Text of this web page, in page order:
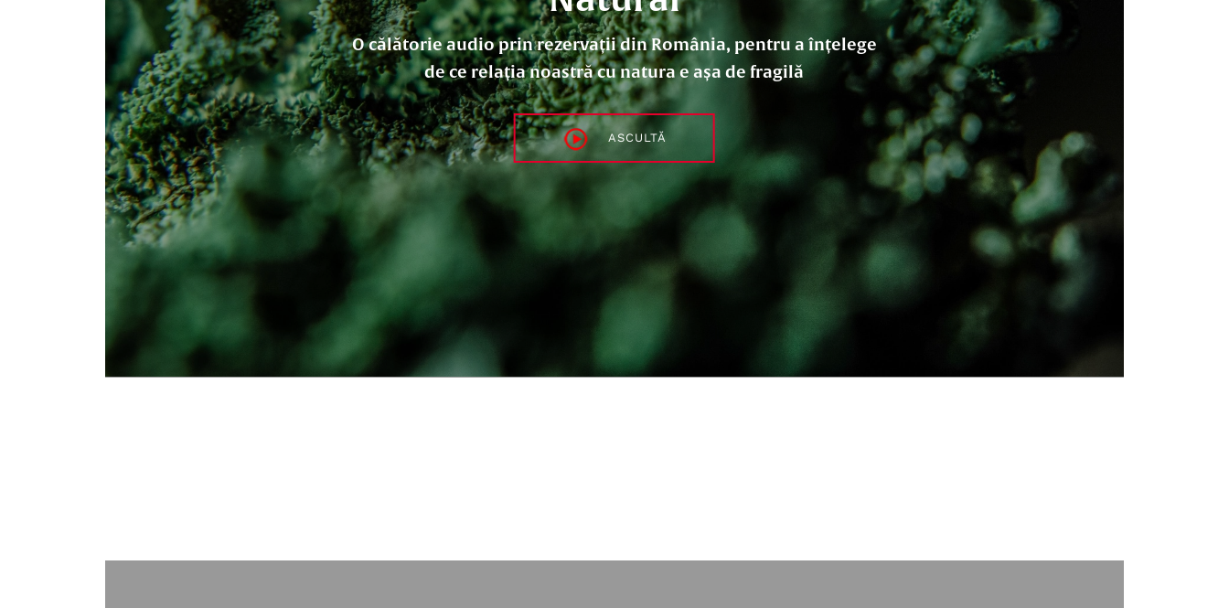
O călătorie audio prin rezervații din România, pentru a înțelege
de ce relația noastră cu natura e așa de fragilă
ASCULTĂ